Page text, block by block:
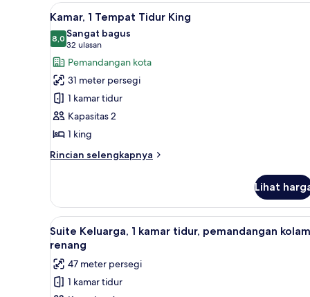
Tempat
Tidur
Queen
Lihat
semua
foto
untuk
Kamar,
1
Tempat
Tidur
King
Seprai premium, bantalan
10
Kamar, 1 Tempat Tidur King
8,08,0 dari 10
Sangat bagus
32 ulasan
(32
ulasan)
Pemandangan kota
31 meter persegi
1 kamar tidur
Kapasitas 2
1 king
Rincian selengkapnya
Rincian
Kamar,
Tempat
Tidur
Lihat
Lihat
semua
foto
untuk
Suite
Seprai premium, bantalan
11
Suite Keluarga, 1 kamar tidur, pemandangan kolam
renang
47 meter persegi
1 kamar tidur